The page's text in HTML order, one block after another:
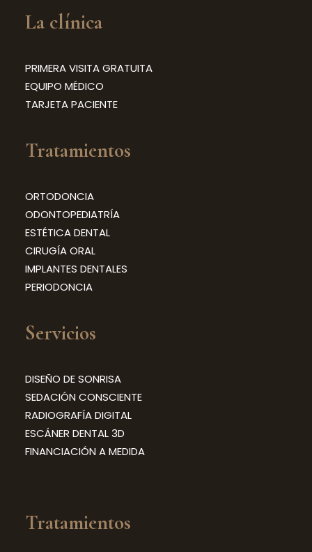
La clínica
PRIMERA VISITA GRATUITA
EQUIPO MÉDICO
TARJETA PACIENTE
Tratamientos
ORTODONCIA
ODONTOPEDIATRÍA
ESTÉTICA DENTAL
CIRUGÍA ORAL
IMPLANTES DENTALES
PERIODONCIA
Servicios
DISEÑO DE SONRISA
SEDACIÓN CONSCIENTE
RADIOGRAFÍA DIGITAL
ESCÁNER DENTAL 3D
FINANCIACIÓN A MEDIDA
Tratamientos